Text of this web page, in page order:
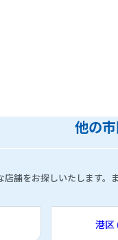
他の
舗をお探しいたします。
港区